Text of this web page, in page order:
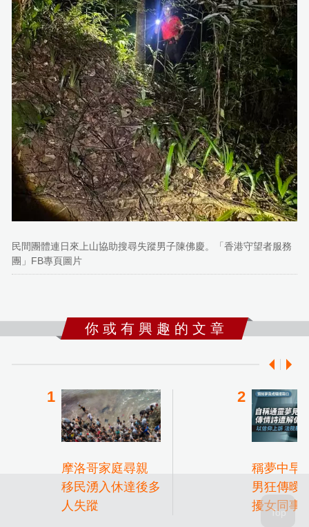
民間團體連日來上山協助搜尋失蹤男子陳佛慶。「香港守望者服務
團」FB專頁圖片
你 或 有 興 趣 的 文 章
摩洛哥家庭尋親
移民湧入休達後多
人失蹤
稱夢中早
男狂傳曖
擾女同事